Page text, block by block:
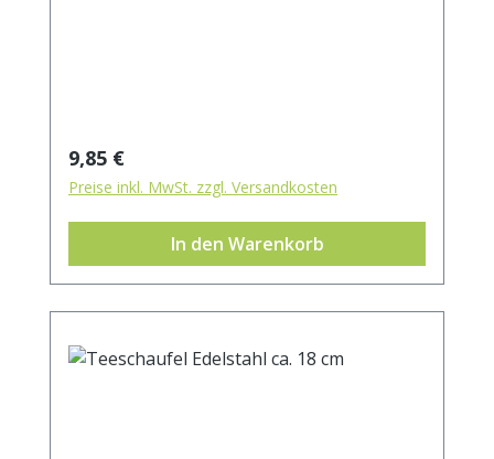
Regulärer Preis:
9,85 €
Preise inkl. MwSt. zzgl. Versandkosten
In den Warenkorb